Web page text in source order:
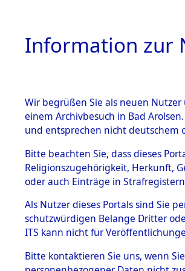
HOME
BESTÄNDE
1.
Inhaftierungsdoku
mente
1.2.9 Beim ITS
verwahrte
Effekten
1.2.9.1
Effekten aus
Information zur
Wir begrüßen Sie als neuen
einem Archivbesuch in Bad
und entsprechen nicht deutschem
Bitte beachten Sie, dass dieses
Religionszugehörigkeit, Herkunft,
oder auch Einträge in
Als Nutzer dieses Portals sind Sie
schutzwürdigen Belange Dritter
ITS kann nicht für
Bitte kontaktieren Sie uns, wenn